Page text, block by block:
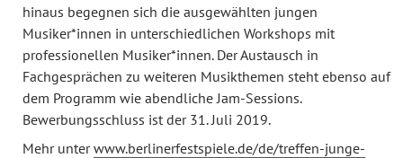
hinaus begegnen sich die ausgewählten jungen
Musiker*innen in unterschiedlichen Workshops mit
professionellen Musiker*innen. Der Austausch in
Fachgesprächen zu weiteren Musikthemen steht ebenso auf
dem Programm wie abendliche Jam-Sessions.
Bewerbungsschluss ist der 31. Juli 2019.
Mehr unterwww.berlinerfestspiele.de/de/treffen-junge-